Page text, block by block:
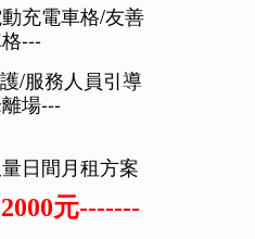
充電車格/友善
---
/服務人員引導
場---
日間月租方案
元-------